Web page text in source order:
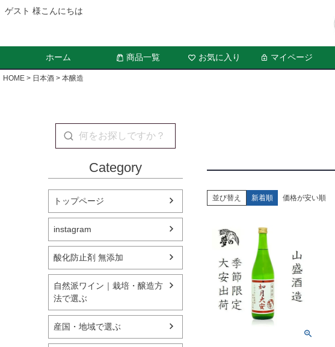
ゲスト 様こんにちは
ホーム 商品一覧 お気に入り マイページ
HOME 日本酒 本醸造
Category
トップページ
instagram
酸化防止剤 無添加
自然派ワイン｜栽培・醸造方
法で選ぶ
産国・地域で選ぶ
並び替え 新着順 価格が安い順